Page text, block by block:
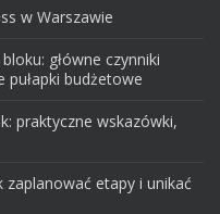
w Warszawie
główne czynniki
pułapki budżetowe
praktyczne wskazówki,
etapy i unikać